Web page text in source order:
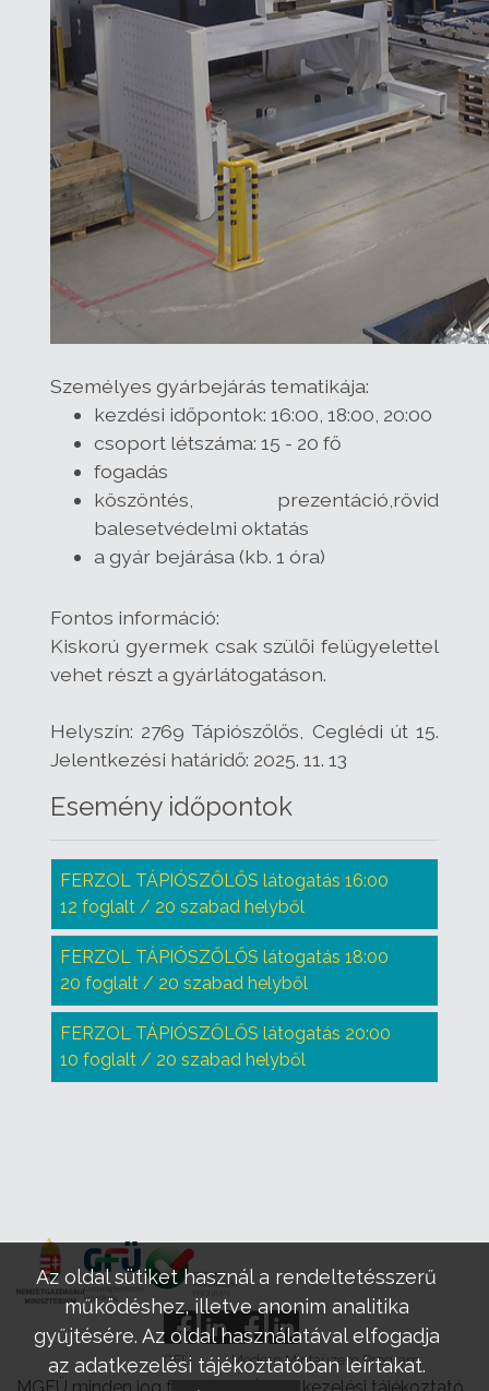
Személyes gyárbejárás tematikája:
kezdési időpontok: 16:00, 18:00, 20:00
csoport létszáma: 15 - 20 fő
fogadás
köszöntés, prezentáció,rövid
balesetvédelmi oktatás
a gyár bejárása (kb. 1 óra)
Fontos információ:
Kiskorú gyermek csak szülői felügyelettel
vehet részt a gyárlátogatáson.
Helyszín: 2769 Tápiószőlős, Ceglédi út 15.
Jelentkezési határidő: 2025. 11. 13
Esemény időpontok
FERZOL TÁPIÓSZŐLŐS látogatás 16:00
12 foglalt / 20 szabad helyből
FERZOL TÁPIÓSZŐLŐS látogatás 18:00
20 foglalt / 20 szabad helyből
FERZOL TÁPIÓSZŐLŐS látogatás 20:00
10 foglalt / 20 szabad helyből
GFÜ Modern Mintaüzem Program
Az oldal sütiket használ a rendeltetésszerű
működéshez, illetve anonim analitika
gyűjtésére. Az oldal használatával elfogadja
az adatkezelési tájékoztatóban leírtakat.